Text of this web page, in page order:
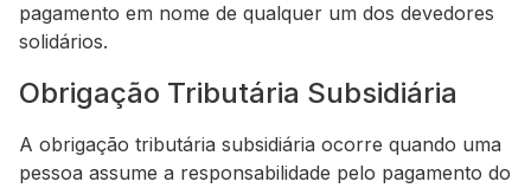
pagamento em nome de qualquer um dos devedores
solidários.
Obrigação Tributária Subsidiária
A obrigação tributária subsidiária ocorre quando uma
pessoa assume a responsabilidade pelo pagamento do